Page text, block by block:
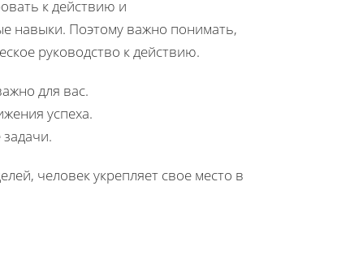
к действию и
навыки. Поэтому важно понимать,
руководство к действию.
для вас.
успеха.
человек укрепляет свое место в